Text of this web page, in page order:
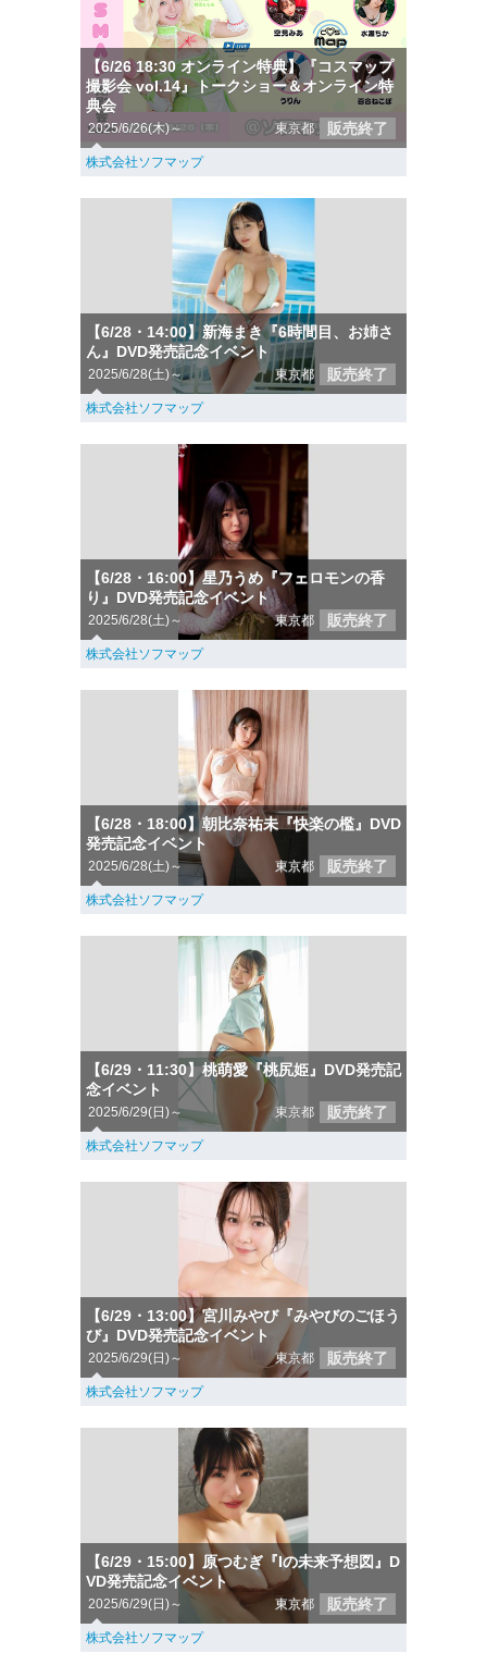
【6/26 18:30 オンライン特典】『コスマップ
撮影会 vol.14』トークショー＆オンライン特
典会
2025/6/26(木)～ 東京都 販売終了
株式会社ソフマップ
【6/28・14:00】新海まき『6時間目、お姉さ
ん』DVD発売記念イベント
2025/6/28(土)～ 東京都 販売終了
株式会社ソフマップ
【6/28・16:00】星乃うめ『フェロモンの香
り』DVD発売記念イベント
2025/6/28(土)～ 東京都 販売終了
株式会社ソフマップ
【6/28・18:00】朝比奈祐未『快楽の檻』DVD
発売記念イベント
2025/6/28(土)～ 東京都 販売終了
株式会社ソフマップ
【6/29・11:30】桃萌愛『桃尻姫』DVD発売記
念イベント
2025/6/29(日)～ 東京都 販売終了
株式会社ソフマップ
【6/29・13:00】宮川みやび『みやびのごほう
び』DVD発売記念イベント
2025/6/29(日)～ 東京都 販売終了
株式会社ソフマップ
【6/29・15:00】原つむぎ『Iの未来予想図』D
VD発売記念イベント
2025/6/29(日)～ 東京都 販売終了
株式会社ソフマップ